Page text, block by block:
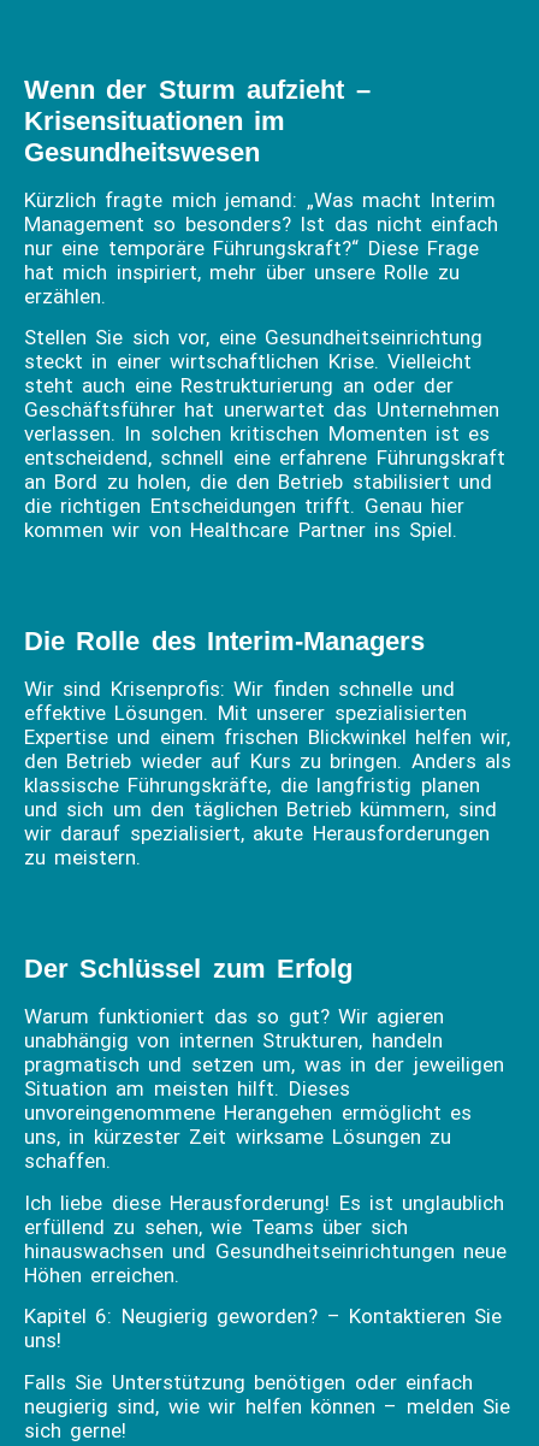
Wenn der Sturm aufzieht –
Krisensituationen im
Gesundheitswesen
Kürzlich fragte mich jemand: „Was macht Interim
Management so besonders? Ist das nicht einfach
nur eine temporäre Führungskraft?“ Diese Frage
hat mich inspiriert, mehr über unsere Rolle zu
erzählen.
Stellen Sie sich vor, eine Gesundheitseinrichtung
steckt in einer wirtschaftlichen Krise. Vielleicht
steht auch eine Restrukturierung an oder der
Geschäftsführer hat unerwartet das Unternehmen
verlassen. In solchen kritischen Momenten ist es
entscheidend, schnell eine erfahrene Führungskraft
an Bord zu holen, die den Betrieb stabilisiert und
die richtigen Entscheidungen trifft. Genau hier
kommen wir von Healthcare Partner ins Spiel.
Die Rolle des Interim-Managers
Wir sind Krisenprofis: Wir finden schnelle und
effektive Lösungen. Mit unserer spezialisierten
Expertise und einem frischen Blickwinkel helfen wir,
den Betrieb wieder auf Kurs zu bringen. Anders als
klassische Führungskräfte, die langfristig planen
und sich um den täglichen Betrieb kümmern, sind
wir darauf spezialisiert, akute Herausforderungen
zu meistern.
Der Schlüssel zum Erfolg
Warum funktioniert das so gut? Wir agieren
unabhängig von internen Strukturen, handeln
pragmatisch und setzen um, was in der jeweiligen
Situation am meisten hilft. Dieses
unvoreingenommene Herangehen ermöglicht es
uns, in kürzester Zeit wirksame Lösungen zu
schaffen.
Ich liebe diese Herausforderung! Es ist unglaublich
erfüllend zu sehen, wie Teams über sich
hinauswachsen und Gesundheitseinrichtungen neue
Höhen erreichen.
Kapitel 6: Neugierig geworden? – Kontaktieren Sie
uns!
Falls Sie Unterstützung benötigen oder einfach
neugierig sind, wie wir helfen können – melden Sie
sich gerne!